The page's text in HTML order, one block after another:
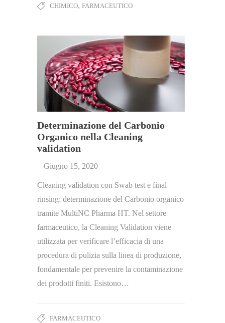
CHIMICO, FARMACEUTICO
Determinazione del Carbonio
Organico nella Cleaning
validation
Giugno 15, 2020
Cleaning validation con Swab test e final
rinsing: determinazione del Carbonio organico
tramite MultiNC Pharma HT. Nel settore
farmaceutico, la Cleaning Validation viene
utilizzata per verificare l’efficacia di una
procedura di pulizia sulla linea di produzione,
fondamentale per prevenire la contaminazione
dei prodotti finiti. Esistono…
FARMACEUTICO